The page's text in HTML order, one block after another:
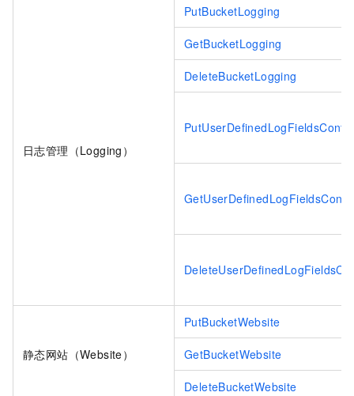
日志管理（Logging）
PutBucketLogging
GetBucketLogging
DeleteBucketLogging
PutUserDefinedLogFieldsConfig
静态网站（Website）
PutBucketWebsite
GetBucketWebsite
DeleteBucketWebsite